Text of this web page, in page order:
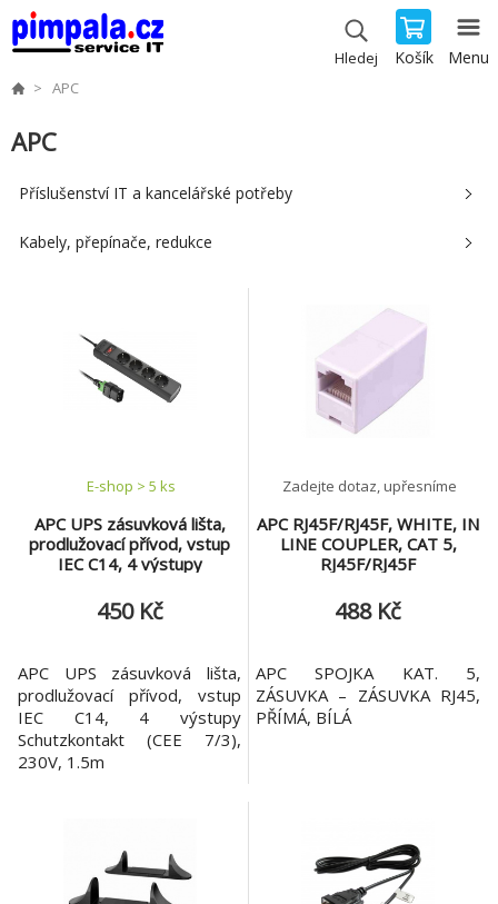
Hledej Košík Menu
APC
APC
Příslušenství IT a kancelářské potřeby
Kabely, přepínače, redukce
APC UPS zásuvková lišta,
prodlužovací přívod, vstup
IEC C14, 4 výstupy
230V, 1.5m
E-shop > 5 ks
450 Kč
APC UPS zásuvková lišta,
prodlužovací přívod, vstup
IEC C14, 4 výstupy
Schutzkontakt (CEE 7/3),
230V, 1.5m
APC RJ45F/RJ45F, WHITE, IN
LINE COUPLER, CAT 5,
RJ45F/RJ45F
Zadejte dotaz, upřesníme
488 Kč
APC SPOJKA KAT. 5,
ZÁSUVKA – ZÁSUVKA RJ45,
PŘÍMÁ, BÍLÁ